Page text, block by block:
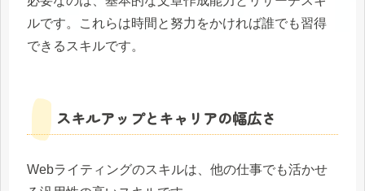
ルです。これらは時間と努力をかければ誰でも習得
できるスキルです。
スキルアップとキャリアの幅広さ
Webライティングのスキルは、他の仕事でも活かせ